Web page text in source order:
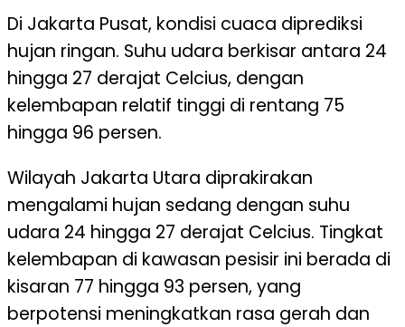
Di Jakarta Pusat, kondisi cuaca diprediksi
hujan ringan. Suhu udara berkisar antara 24
hingga 27 derajat Celcius, dengan
kelembapan relatif tinggi di rentang 75
hingga 96 persen.
Wilayah Jakarta Utara diprakirakan
mengalami hujan sedang dengan suhu
udara 24 hingga 27 derajat Celcius. Tingkat
kelembapan di kawasan pesisir ini berada di
kisaran 77 hingga 93 persen, yang
berpotensi meningkatkan rasa gerah dan